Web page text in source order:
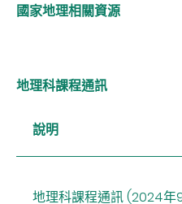
國家地
地理科課程通訊
說明
地理科課程通訊 (2024年